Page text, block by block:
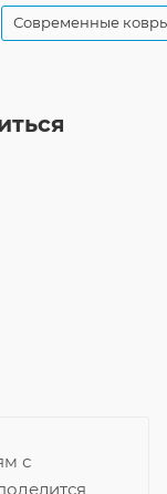
Современные
с